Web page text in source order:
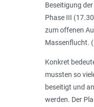
Beseitigung
Phase III
zum offenen
Massenflucht.
Konkret
mussten so
beseitigt und
werden. Der